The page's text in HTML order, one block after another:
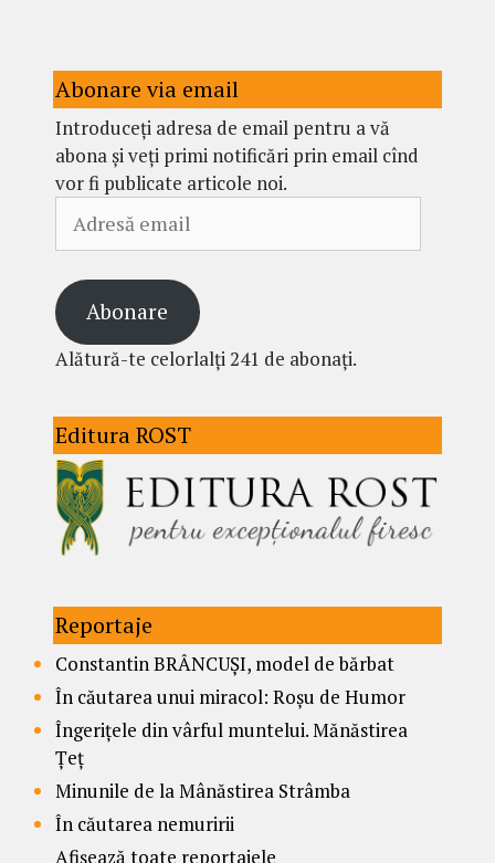
Abonare via email
Introduceți adresa de email pentru a vă
abona și veți primi notificări prin email cînd
vor fi publicate articole noi.
email
Abonare
Alătură-te celorlalți 241 de abonați.
Editura ROST
Reportaje
Constantin BRÂNCUȘI, model de bărbat
În căutarea unui miracol: Roșu de Humor
Îngerițele din vârful muntelui. Mănăstirea
Țeț
Minunile de la Mânăstirea Strâmba
În căutarea nemuririi
Afișează toate reportajele